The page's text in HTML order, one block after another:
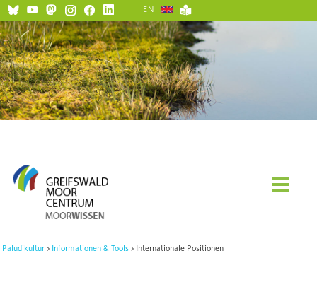
EN
Paludikultur Informationen & Tools Internationale Positionen